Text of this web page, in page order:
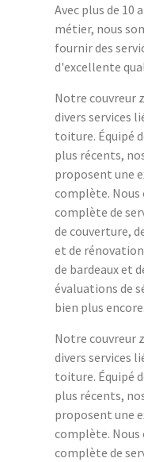
Avec plus de 10
métier, nous
fournir des
d'excellente
Notre couvreur
divers services
toiture. Équipé
plus récents,
proposent une
complète. Nous
complète de
de couverture,
et de
de bardeaux et
évaluations de
bien plus encore.
Notre couvreur
divers services
toiture. Équipé
plus récents,
proposent une
complète. Nous
complète de